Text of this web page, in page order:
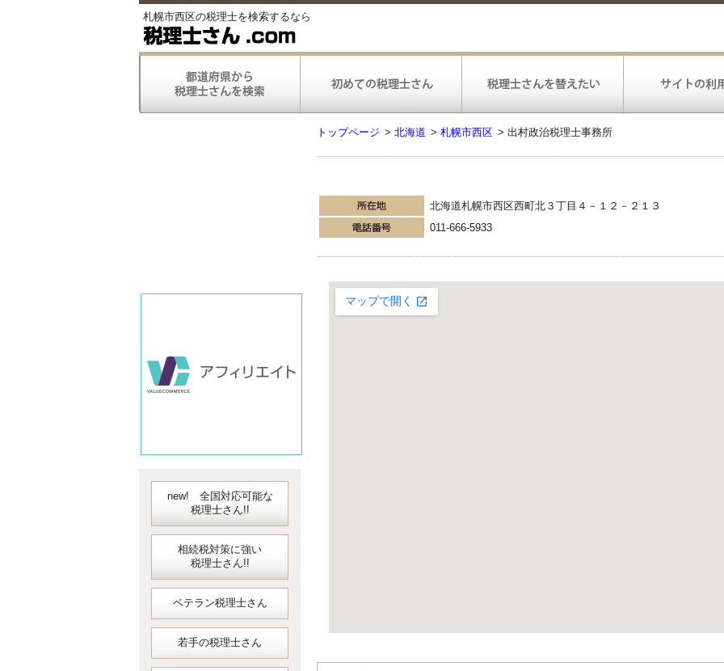
札幌市西区の税理士を検索するなら
new! 全国対応可能な
税理士さん!!
相続税対策に強い
税理士さん!!
ベテラン税理士さん
若手の税理士さん
トップページ > 北海道 > 札幌市西区 > 出村政治税理士事務所
北海道札幌市西区西町北３丁目４－１２－２１３
011-666-5933